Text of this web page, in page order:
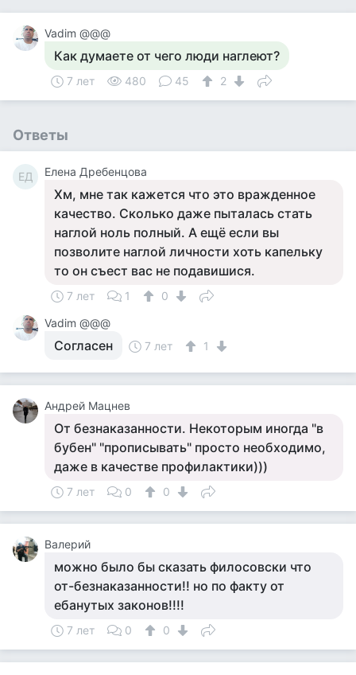
Vadim @@@
Как думаете от чего люди наглеют?
7 лет 480 45 2
Ответы
ЕД Елена Дребенцова
Хм, мне так кажется что это вражденное
качество. Сколько даже пыталась стать
наглой ноль полный. А ещё если вы
позволите наглой личности хоть капельку
то он съест вас не подавишися.
7 лет 1
0
Vadim @@@
Согласен 7 лет 1
Андрей Мацнев
От безнаказанности. Некоторым иногда "в
бубен" "прописывать" просто необходимо,
даже в качестве профилактики)))
7 лет 0 0
Валерий
можно было бы сказать филосовски что
от-безнаказанности!! но по факту от
ебанутых законов!!!!
7 лет 0 0